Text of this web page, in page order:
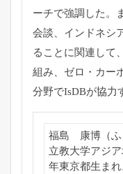
ーチで強調した。
会談、インドネシ
ることに関連して
組み、ゼロ・カー
分野でIsDBが協力
福島 康博（ふ
立教大学アジ
年東京都生ま